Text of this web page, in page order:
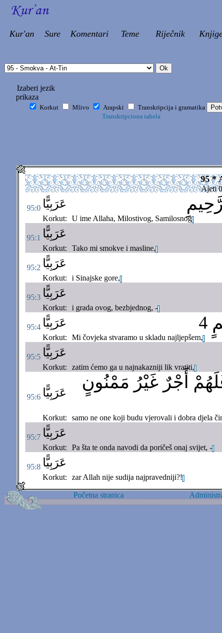
Kur'an Sure Komentari Teme Riječnik
Izaberi jezik
prikaza
Korkut Mlivo Arapski
Transkripcija i gramatika
Transkripciona tabela
95 *
Ajeti
95:0 عَرَبِيًّا
Korkut: U ime Allaha, Milostivog, Samilosnog
95:1 عَرَبِيًّا
Korkut: Tako mi smokve i masline,
95:2 عَرَبِيًّا
Korkut: i Sinajske gore,
95:3 عَرَبِيًّا
Korkut: i grada ovog, bezbjednog, -
95:4 عَرَبِيًّا 4
Korkut: Mi čovjeka stvaramo u skladu najljepšem,
95:5 عَرَبِيًّا
Korkut: zatim ćemo ga u najnakazniji lik vratiti,
95:6 عَرَبِيًّا
أَجْرٌ غَيْرُ مَمْنُونٍ
Korkut: samo ne one koji budu vjerovali i dobra djela
95:7 عَرَبِيًّا
Korkut: Pa šta te onda navodi da poričeš onaj svijet, -
95:8 عَرَبِيًّا
Korkut: zar Allah nije sudija najpravedniji?!
Početna stranica